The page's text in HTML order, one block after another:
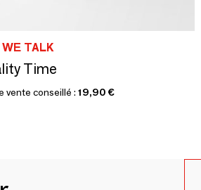
TALK
Time
vente conseillé : 19,90 €